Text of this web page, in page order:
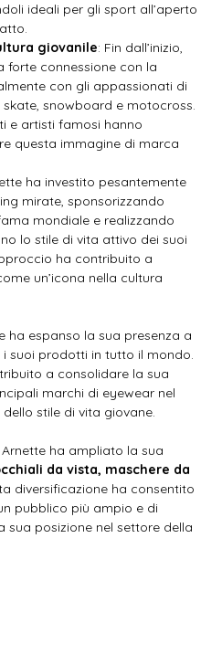
ideali per gli sport all’aperto
giovanile: Fin dall’inizio,
forte connessione con la
con gli appassionati di
snowboard e motocross.
e artisti famosi hanno
questa immagine di marca
ha investito pesantemente
mirate, sponsorizzando
mondiale e realizzando
lo stile di vita attivo dei suoi
ha contribuito a
un’icona nella cultura
ha espanso la sua presenza a
suoi prodotti in tutto il mondo.
a consolidare la sua
marchi di eyewear nel
stile di vita giovane.
Arnette ha ampliato la sua
da vista, maschere da
diversificazione ha consentito
pubblico più ampio e di
sua posizione nel settore della